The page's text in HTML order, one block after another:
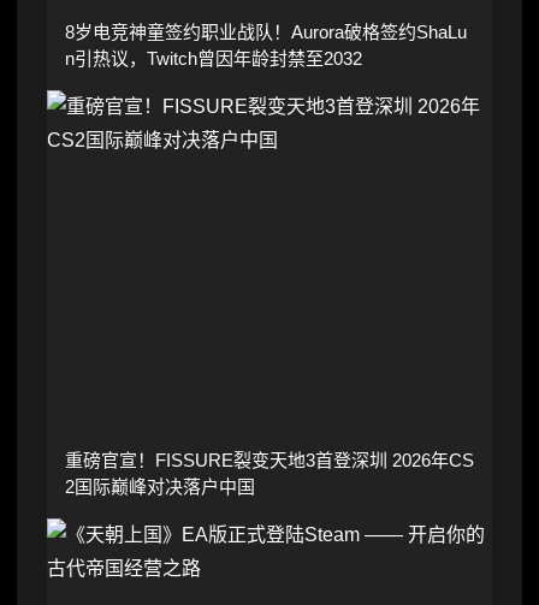
8岁电竞神童签约职业战队！Aurora破格签约ShaLu
n引热议，Twitch曾因年龄封禁至2032
重磅官宣！FISSURE裂变天地3首登深圳 2026年CS
2国际巅峰对决落户中国